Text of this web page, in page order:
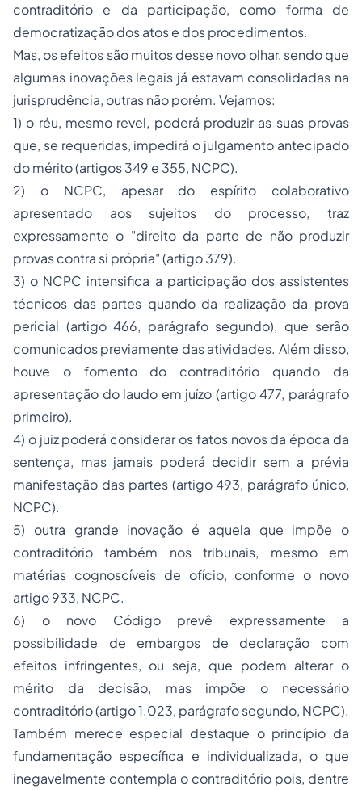
contraditório e da participação, como forma de
democratização dos atos e dos procedimentos.
Mas, os efeitos são muitos desse novo olhar, sendo que
algumas inovações legais já estavam consolidadas na
jurisprudência, outras não porém. Vejamos:
1) o réu, mesmo revel, poderá produzir as suas provas
que, se requeridas, impedirá o julgamento antecipado
do mérito (artigos 349 e 355, NCPC).
2) o NCPC, apesar do espírito colaborativo
apresentado aos sujeitos do processo, traz
expressamente o "direito da parte de não produzir
provas contra si própria" (artigo 379).
3) o NCPC intensifica a participação dos assistentes
técnicos das partes quando da realização da prova
pericial (artigo 466, parágrafo segundo), que serão
comunicados previamente das atividades. Além disso,
houve o fomento do contraditório quando da
apresentação do laudo em juízo (artigo 477, parágrafo
primeiro).
4) o juiz poderá considerar os fatos novos da época da
sentença, mas jamais poderá decidir sem a prévia
manifestação das partes (artigo 493, parágrafo único,
NCPC).
5) outra grande inovação é aquela que impõe o
contraditório também nos tribunais, mesmo em
matérias cognoscíveis de ofício, conforme o novo
artigo 933, NCPC.
6) o novo Código prevê expressamente a
possibilidade de embargos de declaração com
efeitos infringentes, ou seja, que podem alterar o
mérito da decisão, mas impõe o necessário
contraditório (artigo 1.023, parágrafo segundo, NCPC).
Também merece especial destaque o princípio da
fundamentação específica e individualizada, o que
inegavelmente contempla o contraditório pois, dentre